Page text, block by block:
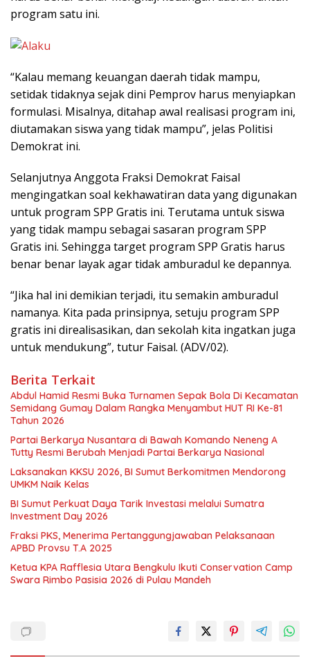
program satu ini.
“Kalau memang keuangan daerah tidak mampu,
setidak tidaknya sejak dini Pemprov harus menyiapkan
formulasi. Misalnya, ditahap awal realisasi program ini,
diutamakan siswa yang tidak mampu”, jelas Politisi
Demokrat ini.
Selanjutnya Anggota Fraksi Demokrat Faisal
mengingatkan soal kekhawatiran data yang digunakan
untuk program SPP Gratis ini. Terutama untuk siswa
yang tidak mampu sebagai sasaran program SPP
Gratis ini. Sehingga target program SPP Gratis harus
benar benar layak agar tidak amburadul ke depannya.
“Jika hal ini demikian terjadi, itu semakin amburadul
namanya. Kita pada prinsipnya, setuju program SPP
gratis ini direalisasikan, dan sekolah kita ingatkan juga
untuk mendukung”, tutur Faisal. (ADV/02).
Berita Terkait
Abdul Hamid Resmi Buka Turnamen Sepak Bola Di Kecamatan
Semidang Gumay Dalam Rangka Menyambut HUT RI Ke-81
Tahun 2026
Partai Berkarya Nusantara di Bawah Komando Neneng A
Tutty Resmi Berubah Menjadi Partai Berkarya Nasional
Laksanakan KKSU 2026, BI Sumut Berkomitmen Mendorong
UMKM Naik Kelas
BI Sumut Perkuat Daya Tarik Investasi melalui Sumatra
Investment Day 2026
Fraksi PKS, Menerima Pertanggungjawaban Pelaksanaan
APBD Provsu T.A 2025
Ketua KPA Rafflesia Utara Bengkulu Ikuti Conservation Camp
Swara Rimbo Pasisia 2026 di Pulau Mandeh